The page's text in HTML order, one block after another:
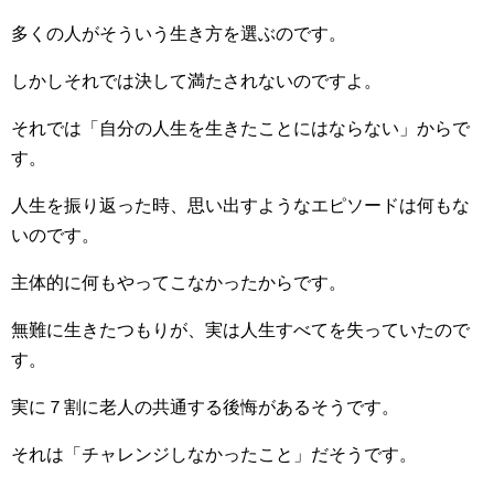
多くの人がそういう生き方を選ぶのです。
しかしそれでは決して満たされないのですよ。
それでは「自分の人生を生きたことにはならない」からで
す。
人生を振り返った時、思い出すようなエピソードは何もな
いのです。
主体的に何もやってこなかったからです。
無難に生きたつもりが、実は人生すべてを失っていたので
す。
実に７割に老人の共通する後悔があるそうです。
それは「チャレンジしなかったこと」だそうです。